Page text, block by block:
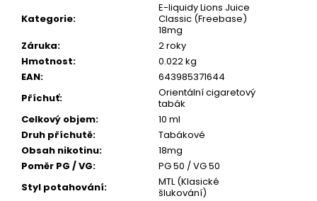
Kategorie:
E-liquidy Lions Juice
Classic (Freebase)
18mg
Záruka:
2 roky
Hmotnost:
0.022 kg
EAN:
643985371644
Příchuť:
Orientální cigaretový
tabák
Celkový objem:
10 ml
Druh příchutě:
Tabákové
Obsah nikotinu:
18mg
Poměr PG / VG:
PG 50 / VG 50
Styl potahování:
MTL (Klasické
šlukování)
Kč
Původně:
245
Kč